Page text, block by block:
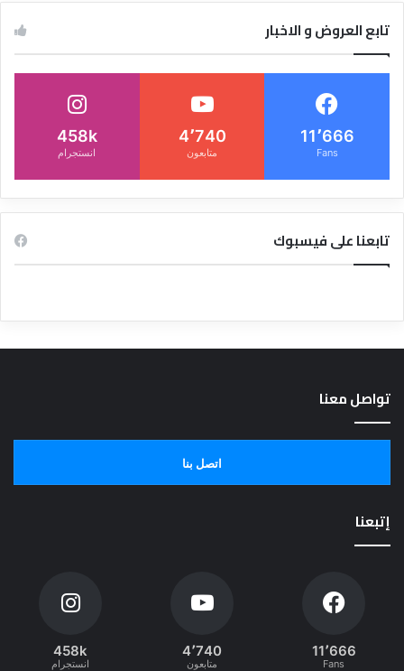
تابع العروض و الاخبار
11٬666
Fans
4٬740
متابعون
458k
انستجرام
تابعنا على فيسبوك
تواصل معنا
اتصل بنا
إتبعنا
11٬666
Fans
4٬740
متابعون
458k
انستجرام